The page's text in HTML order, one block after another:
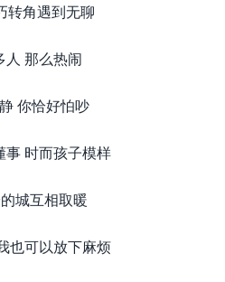
转角遇到无聊
人 那么热闹
你恰好怕吵
事 时而孩子模样
城互相取暖
也可以放下麻烦